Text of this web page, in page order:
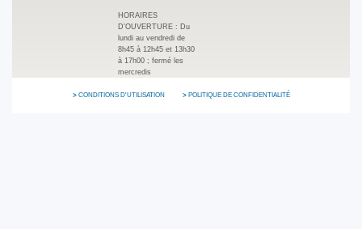
HORAIRES
D'OUVERTURE : Du
lundi au vendredi de
8h45 à 12h45 et 13h30
à 17h00 ; fermé les
mercredis
CONDITIONS D'UTILISATION POLITIQUE DE CONFIDENTIALITÉ